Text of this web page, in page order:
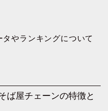
やランキングについて
ば屋チェーンの特徴と